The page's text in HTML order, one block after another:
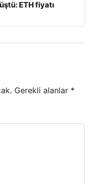
ETH fiyatı
Gerekli alanlar *